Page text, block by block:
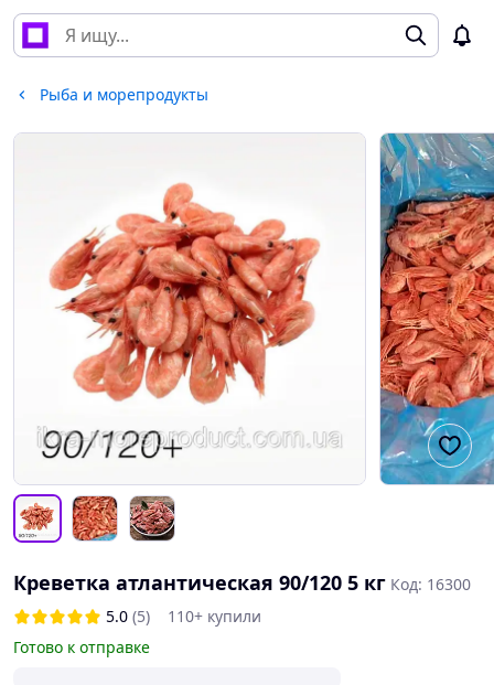
Рыба и морепродукты
Креветка атлантическая 90/120 5 кг Код: 16300
5.0 (5)
110+ купили
Готово к отправке